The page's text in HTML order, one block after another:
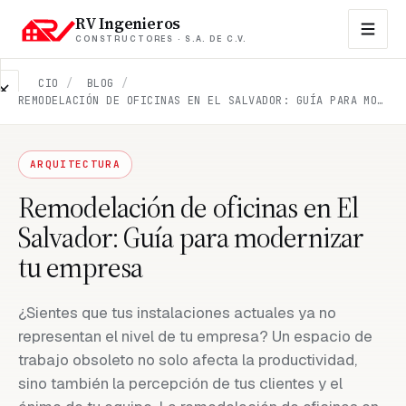
RV Ingenieros
CONSTRUCTORES · S.A. DE C.V.
EMPRESA
Sobre
Propiedades
en
venta
FAQs
Blog
Contacto
INICIO / BLOG
/
REMODELACIÓN DE OFICINAS EN EL SALVADOR: GUÍA PARA MODERNIZAR TU EMPRESA
ARQUITECTURA
Remodelación de oficinas en El
Salvador: Guía para modernizar
tu empresa
¿Sientes que tus instalaciones actuales ya no
representan el nivel de tu empresa? Un espacio de
trabajo obsoleto no solo afecta la productividad,
sino también la percepción de tus clientes y el